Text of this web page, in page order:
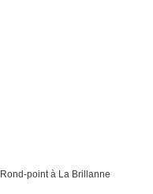
point à La Brillanne